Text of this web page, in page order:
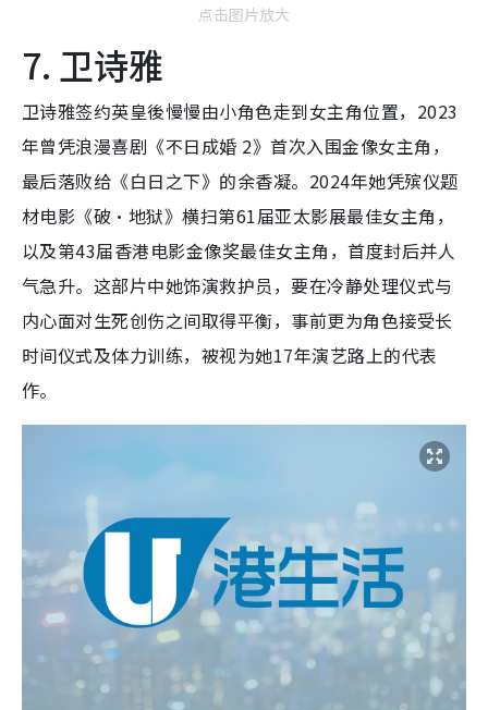
点击图片放大
7. 卫诗雅
卫诗雅签约英皇後慢慢由小角色走到女主角位置，2023
年曾凭浪漫喜剧《不日成婚 2》首次入围金像女主角，
最后落败给《白日之下》的余香凝。2024年她凭殡仪题
材电影《破·地狱》横扫第61届亚太影展最佳女主角，
以及第43届香港电影金像奖最佳女主角，首度封后并人
气急升。这部片中她饰演救护员，要在冷静处理仪式与
内心面对生死创伤之间取得平衡，事前更为角色接受长
时间仪式及体力训练，被视为她17年演艺路上的代表
作。